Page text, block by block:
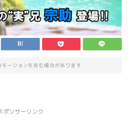
ーションを含む場合があります
ポンサーリンク